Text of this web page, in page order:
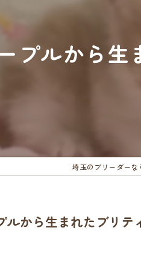
プルから生
埼玉のブリーダーな
ルから生まれたブリ